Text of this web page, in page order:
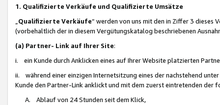
1. Qualifizierte Verkäufe und Qualifizierte Umsätze
Qualifizierte Verkäufe“ werden von uns mit den in Ziffer 3
(vorbehaltlich der in diesem Vergütungskatalog beschriebenen
(a) Partner- Link auf Ihrer Site:
i. ein Kunde durch Anklicken eines auf Ihrer Website platzierten
ii. während einer einzigen Internetsitzung eines der nachstehend
Kunde den Partner-Link anklickt und mit dem zuerst eintretenden der
A. Ablauf von 24 Stunden seit dem Klick,